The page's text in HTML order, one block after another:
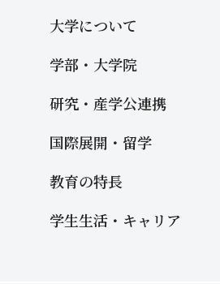
大学について
学部・大学院
研究・産学公連携
国際展開・留学
教育の特長
学生生活・キャリア